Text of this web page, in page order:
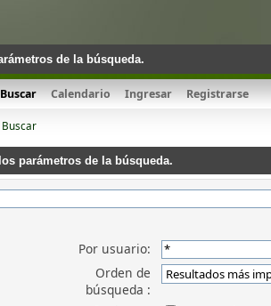
de la búsqueda.
Buscar Calendario Ingresar Registrarse
Buscar
parámetros de la búsqueda.
Por usuario:
Orden de
búsqueda :